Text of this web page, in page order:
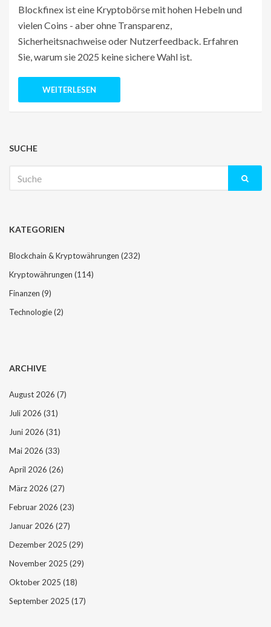
Blockfinex ist eine Kryptobörse mit hohen Hebeln und
vielen Coins - aber ohne Transparenz,
Sicherheitsnachweise oder Nutzerfeedback. Erfahren
Sie, warum sie 2025 keine sichere Wahl ist.
WEITERLESEN
SUCHE
nach:
KATEGORIEN
Blockchain & Kryptowährungen (232)
Kryptowährungen (114)
Finanzen (9)
Technologie(2)
ARCHIVE
August 2026 (7)
Juli 2026 (31)
Juni 2026 (31)
Mai 2026 (33)
April 2026 (26)
März 2026 (27)
Februar 2026 (23)
Januar 2026 (27)
Dezember 2025 (29)
November 2025 (29)
Oktober 2025 (18)
September 2025 (17)